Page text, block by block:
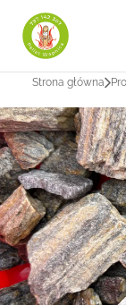
Strona główna